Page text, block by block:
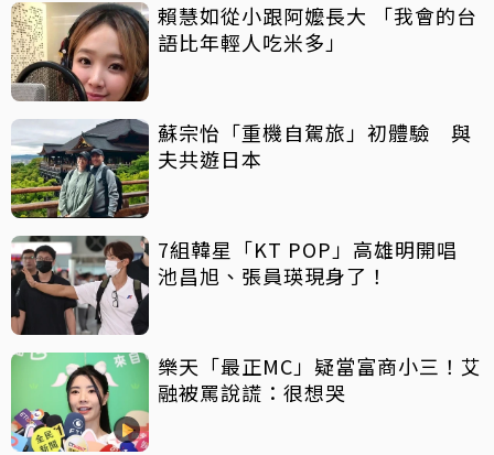
賴慧如從小跟阿嬤長大 「我會的台
語比年輕人吃米多」
蘇宗怡「重機自駕旅」初體驗 與
夫共遊日本
7組韓星「KT POP」高雄明開唱
池昌旭、張員瑛現身了！
樂天「最正MC」疑當富商小三！艾
融被罵說謊：很想哭